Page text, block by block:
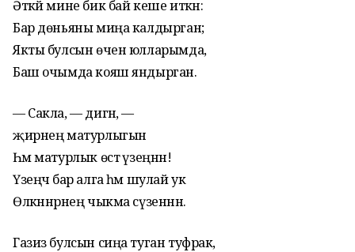
Әткәй мине бик бай кеше иткән:
Бар дөньяны миңа калдырган;
Якты булсын өчен юлларымда,
Баш очымда кояш яндырган.
— Сакла, — дигән, —
җирнең матурлыгын
Һәм матурлык өстә үзеңнән!
Үзеңчә бар алга һәм шулай ук
Өлкәннәрнең чыкма сүзеннән.
Газиз булсын сиңа туган туфрак,